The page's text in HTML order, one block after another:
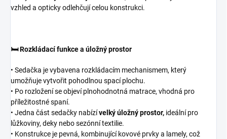
vzhled a opticky odlehčují celou konstrukci.
🛏️ Rozkládací funkce a úložný prostor
• Sedačka je vybavena rozkládacím mechanismem, který
umožňuje vytvořit pohodlnou spací plochu.
• Po rozložení se objeví plnohodnotná matrace, vhodná pro
příležitostné spaní.
• Jedna část sedačky nabízívelký úložný prostor, ideální pro
lůžkoviny, deky nebo sezónní textilie.
• Konstrukce je pevná, kombinující kovové prvky a lamely, což